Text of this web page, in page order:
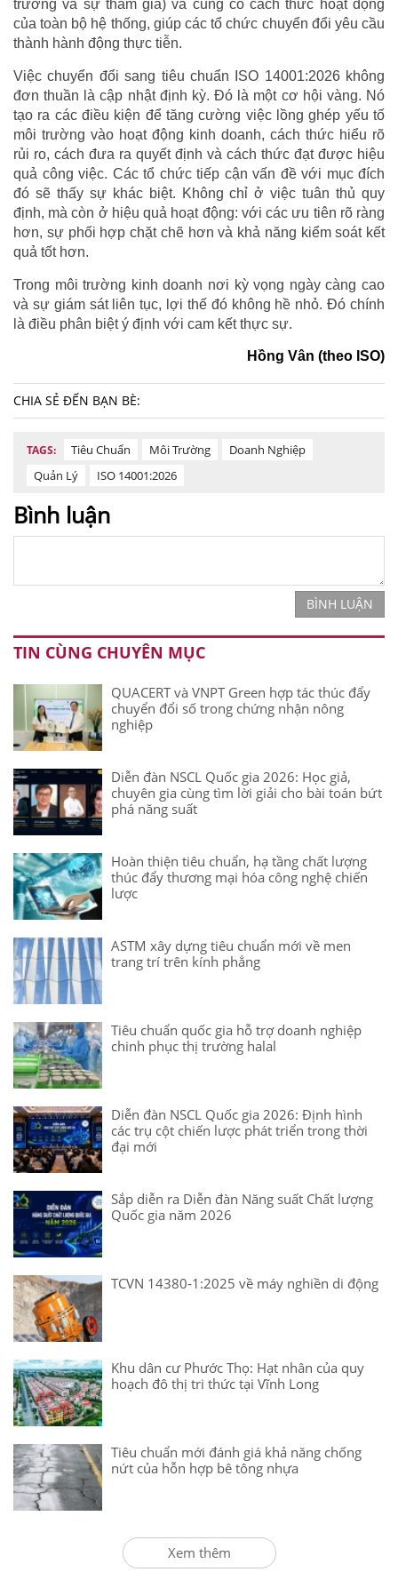
trường và sự tham gia) và củng cố cách thức hoạt động
của toàn bộ hệ thống, giúp các tổ chức chuyển đổi yêu cầu
thành hành động thực tiễn.
Việc chuyển đổi sang tiêu chuẩn ISO 14001:2026 không
đơn thuần là cập nhật định kỳ. Đó là một cơ hội vàng. Nó
tạo ra các điều kiện để tăng cường việc lồng ghép yếu tố
môi trường vào hoạt động kinh doanh, cách thức hiểu rõ
rủi ro, cách đưa ra quyết định và cách thức đạt được hiệu
quả công việc. Các tổ chức tiếp cận vấn đề với mục đích
đó sẽ thấy sự khác biệt. Không chỉ ở việc tuân thủ quy
định, mà còn ở hiệu quả hoạt động: với các ưu tiên rõ ràng
hơn, sự phối hợp chặt chẽ hơn và khả năng kiểm soát kết
quả tốt hơn.
Trong môi trường kinh doanh nơi kỳ vọng ngày càng cao
và sự giám sát liên tục, lợi thế đó không hề nhỏ. Đó chính
là điều phân biệt ý định với cam kết thực sự.
Hồng Vân (theo ISO)
CHIA SẺ ĐẾN BẠN BÈ:
TAGS: Tiêu Chuẩn Môi Trường
Doanh Nghiệp
Quản Lý
ISO 14001:2026
Bình luận
BÌNH LUẬN
TIN CÙNG CHUYÊN MỤC
QUACERT và VNPT Green hợp tác thúc đẩy
chuyển đổi số trong chứng nhận nông
nghiệp
Diễn đàn NSCL Quốc gia 2026: Học giả,
chuyên gia cùng tìm lời giải cho bài toán bứt
phá năng suất
Hoàn thiện tiêu chuẩn, hạ tầng chất lượng
thúc đẩy thương mại hóa công nghệ chiến
lược
ASTM xây dựng tiêu chuẩn mới về men
trang trí trên kính phẳng
Tiêu chuẩn quốc gia hỗ trợ doanh nghiệp
chinh phục thị trường halal
Diễn đàn NSCL Quốc gia 2026: Định hình
các trụ cột chiến lược phát triển trong thời
đại mới
Sắp diễn ra Diễn đàn Năng suất Chất lượng
Quốc gia năm 2026
TCVN 14380-1:2025 về máy nghiền di động
Khu dân cư Phước Thọ: Hạt nhân của quy
hoạch đô thị tri thức tại Vĩnh Long
Tiêu chuẩn mới đánh giá khả năng chống
nứt của hỗn hợp bê tông nhựa
Xem thêm